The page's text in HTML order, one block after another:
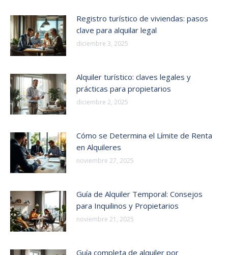
Registro turístico de viviendas: pasos
clave para alquilar legal
diciembre 3, 2025
Alquiler turístico: claves legales y
prácticas para propietarios
diciembre 2, 2025
Cómo se Determina el Límite de Renta
en Alquileres
noviembre 27, 2025
Guía de Alquiler Temporal: Consejos
para Inquilinos y Propietarios
noviembre 21, 2025
Guía completa de alquiler por